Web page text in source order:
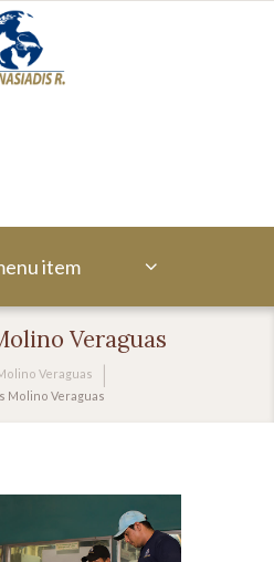
item
Veraguas
Veraguas
Molino Veraguas